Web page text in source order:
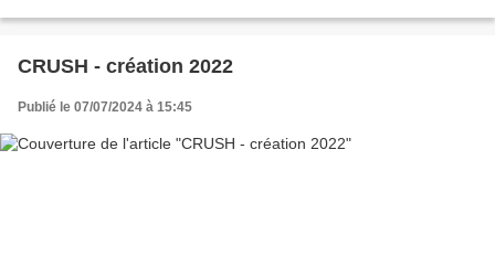
CRUSH - création 2022
Publié le 07/07/2024 à 15:45